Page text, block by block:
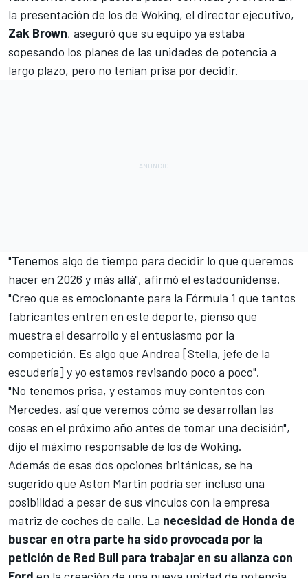
la presentación de los de Woking, el director ejecutivo,
Zak Brown, aseguró que su equipo ya estaba
sopesando los planes de las unidades de potencia a
largo plazo, pero no tenían prisa por decidir.
"Tenemos algo de tiempo para decidir lo que queremos
hacer en 2026 y más allá", afirmó el estadounidense.
"Creo que es emocionante para la Fórmula 1 que tantos
fabricantes entren en este deporte, pienso que
muestra el desarrollo y el entusiasmo por la
competición. Es algo que Andrea [Stella, jefe de la
escudería] y yo estamos revisando poco a poco".
"No tenemos prisa, y estamos muy contentos con
Mercedes, así que veremos cómo se desarrollan las
cosas en el próximo año antes de tomar una decisión",
dijo el máximo responsable de los de Woking.
Además de esas dos opciones británicas, se ha
sugerido que Aston Martin podría ser incluso una
posibilidad a pesar de sus vínculos con la empresa
matriz de coches de calle. La necesidad de Honda de
buscar en otra parte ha sido provocada por la
petición de Red Bull para trabajar en su alianza con